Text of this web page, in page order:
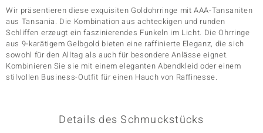
Wir präsentieren diese exquisiten Goldohrringe mit AAA-Tansaniten
aus Tansania. Die Kombination aus achteckigen und runden
Schliffen erzeugt ein faszinierendes Funkeln im Licht. Die Ohrringe
aus 9-karätigem Gelbgold bieten eine raffinierte Eleganz, die sich
sowohl für den Alltag als auch für besondere Anlässe eignet.
Kombinieren Sie sie mit einem eleganten Abendkleid oder einem
stilvollen Business-Outfit für einen Hauch von Raffinesse.
Details des Schmuckstücks